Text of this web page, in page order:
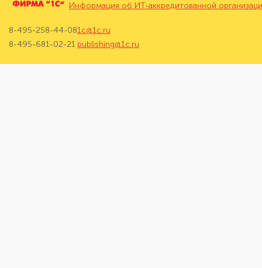
Информация об ИТ-аккредитованной
8-495-258-44-08
8-495-681-02-21
1c@1c.ru
publishing@1c.ru